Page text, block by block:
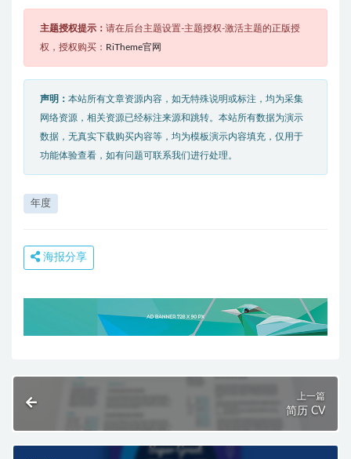
主题授权提示： 请在后台主题设置-主题授权-激活主题的正版授
权，授权购买： RiTheme官网
声明： 本站所有文章资源内容，如无特殊说明或标注，均为采集
网络资源，相关资源已经标注来源和跳转。本站所有数据为演示
数据，无真实下载购买内容等，均为模板演示内容填充，仅用于
功能体验查看，如有问题可联系我们进行处理。
年度
海报分享
上一篇
简历 CV